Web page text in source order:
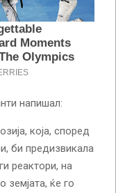
напишал:
која, според
би предизвикала
реактори, на
земјата, ќе го